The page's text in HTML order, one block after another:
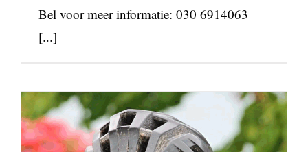
Bel voor meer informatie: 030 6914063
[...]